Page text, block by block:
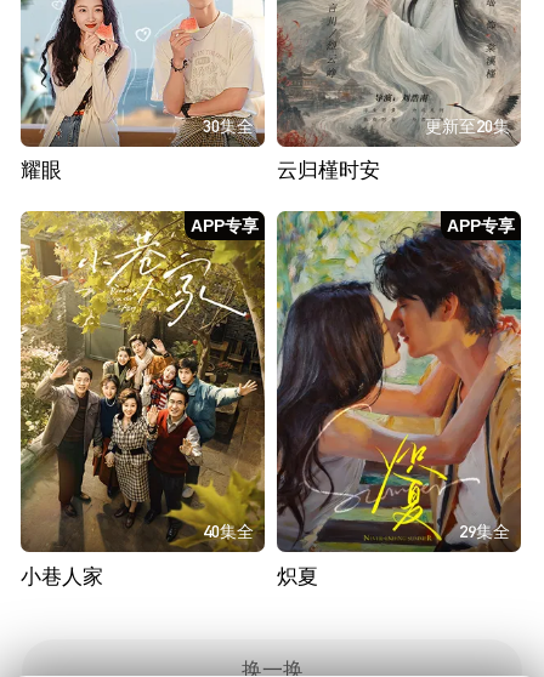
30集全
耀眼
更新至20集
云归槿时安
APP专享
40集全
小巷人家
APP专享
29集全
炽夏
换一换